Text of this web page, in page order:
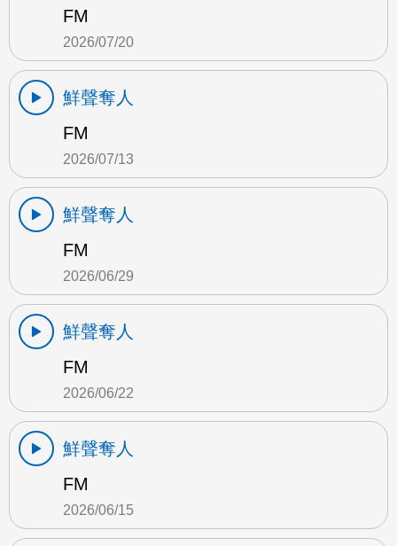
FM
2026/07/20
鮮聲奪人
FM
2026/07/13
鮮聲奪人
FM
2026/06/29
鮮聲奪人
FM
2026/06/22
鮮聲奪人
FM
2026/06/15